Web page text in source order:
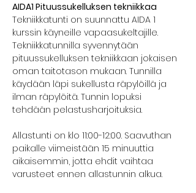
AIDA1 Pituussukelluksen tekniikkaa
Tekniikkatunti on suunnattu AIDA 1
kurssin käyneille vapaasukeltajille.
Tekniikkatunnilla syvennytään
pituussukelluksen tekniikkaan jokaisen
oman taitotason mukaan. Tunnilla
käydään läpi sukellusta räpylöillä ja
ilman räpylöitä. Tunnin lopuksi
tehdään pelastusharjoituksia.
Allastunti on klo 11:00-12:00. Saavuthan
paikalle viimeistään 15 minuuttia
aikaisemmin, jotta ehdit vaihtaa
varusteet ennen allastunnin alkua.